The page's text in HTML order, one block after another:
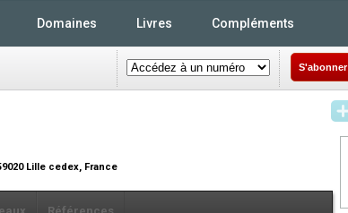
Domaines Livres Compléments
S'abonner
Lille cedex, France